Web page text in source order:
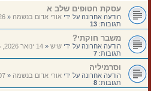
עסקת חטופים שלב א
הודעה אחרונה על ידי אורי אדום בנשמה«26 ינואר 2026, 18:32
תגובות: 13
משבר חוקתי?
הודעה אחרונה על ידי שיש«14 ינואר 2026, 10:05
תגובות: 7
וסרמיליה
הודעה אחרונה על ידי אורי אדום בנשמה«07 דצמבר 2025, 19:00
תגובות: 8